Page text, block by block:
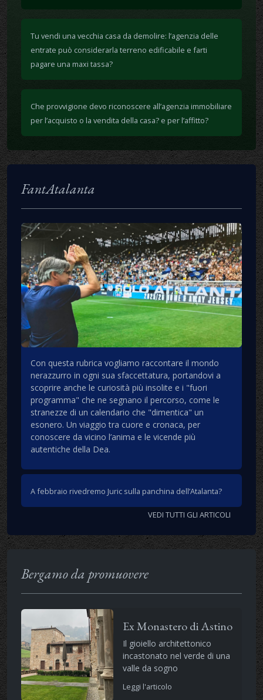
Tu vendi una vecchia casa da demolire: l’agenzia delle
entrate può considerarla terreno edificabile e farti
pagare una maxi tassa?
Che provvigione devo riconoscere all’agenzia immobiliare
per l’acquisto o la vendita della casa? e per l’affitto?
FantAtalanta
Con questa rubrica vogliamo raccontare il mondo
nerazzurro in ogni sua sfaccettatura, portandovi a
scoprire anche le curiosità più insolite e i "fuori
programma" che ne segnano il percorso, come le
stranezze di un calendario che "dimentica" un
esonero. Un viaggio tra cuore e cronaca, per
conoscere da vicino l’anima e le vicende più
autentiche della Dea.
A febbraio rivedremo Juric sulla panchina dell’Atalanta?
VEDI TUTTI GLI ARTICOLI
Bergamo da promuovere
Ex Monastero di Astino
Il gioiello architettonico
incastonato nel verde di una
valle da sogno
Leggi l'articolo